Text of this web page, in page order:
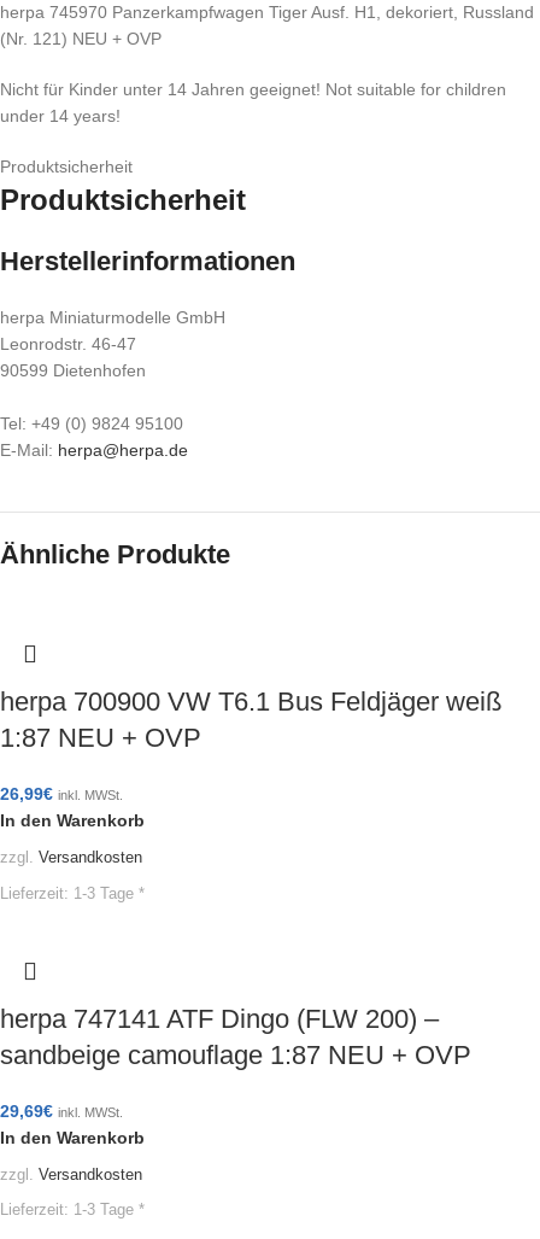
herpa 745970 Panzerkampfwagen Tiger Ausf. H1, dekoriert, Russland
(Nr. 121) NEU + OVP
Nicht für Kinder unter 14 Jahren geeignet! Not suitable for children
under 14 years!
Produktsicherheit
Produktsicherheit
Herstellerinformationen
herpa Miniaturmodelle GmbH
Leonrodstr. 46-47
90599 Dietenhofen
Tel: +49 (0) 9824 95100
E-Mail: herpa@herpa.de
Ähnliche Produkte
herpa 700900 VW T6.1 Bus Feldjäger weiß
1:87 NEU + OVP
26,99€ inkl. MWSt.
In den Warenkorb
zzgl. Versandkosten
Lieferzeit: 1-3 Tage *
herpa 747141 ATF Dingo (FLW 200) –
sandbeige camouflage 1:87 NEU + OVP
29,69€ inkl. MWSt.
In den Warenkorb
zzgl. Versandkosten
Lieferzeit: 1-3 Tage *